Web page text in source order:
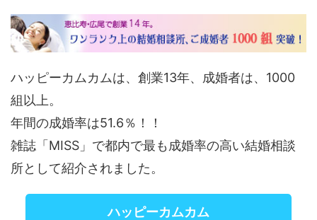
ハッピーカムカムは、創業13年、成婚者は、1000
組以上。
年間の成婚率は51.6％！！
雑誌「MISS」で都内で最も成婚率の高い結婚相談
所として紹介されました。
ハッピーカムカム